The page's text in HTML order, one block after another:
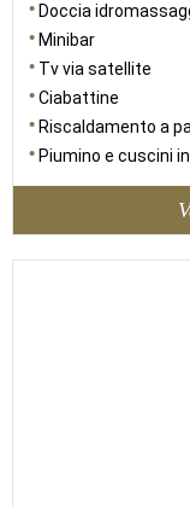
Doccia
Minibar
Tv via satellite
Ciabattine
Riscaldamento a
Piumino e cuscini